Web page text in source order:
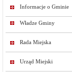
Informacje o Gminie
Władze Gminy
Rada Miejska
Urząd Miejski